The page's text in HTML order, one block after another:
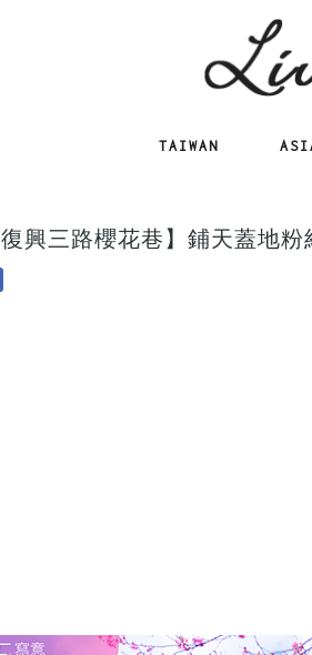
TAIWAN
復興三路櫻花巷】鋪天蓋地